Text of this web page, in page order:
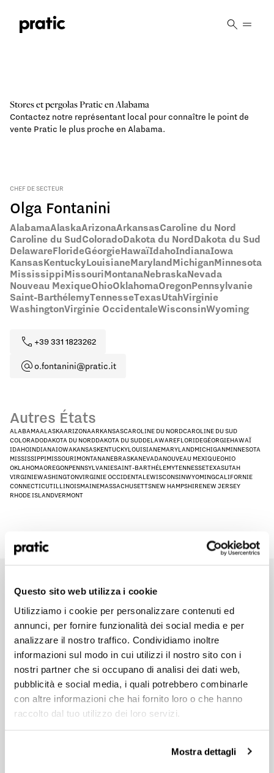
Questo sito web utilizza i cookie
Utilizziamo i cookie per personalizzare contenuti ed
annunci, per fornire funzionalità dei social media e per
analizzare il nostro traffico. Condividiamo inoltre
informazioni sul modo in cui utilizzi il nostro sito con i
nostri partner che si occupano di analisi dei dati web,
pubblicità e social media, i quali potrebbero combinarle
con altre informazioni che hai fornito loro o che hanno
raccolto dal tuo utilizzo dei loro servizi.
Mostra dettagli
Stores et pergolas Pratic enAlabama
Contactez notre représentant local pour connaître le point de
vente Pratic le plus proche en Alabama.
CHEF DE SECTEUR
Olga Fontanini
AlabamaAlaskaArizonaArkansasCaroline du Nord
Caroline du SudColoradoDakota du NordDakota du Sud
DelawareFlorideGéorgieHawaïIdahoIndianaIowa
KansasKentuckyLouisianeMarylandMichiganMinnesota
MississippiMissouriMontanaNebraskaNevada
Nouveau MexiqueOhioOklahomaOregonPennsylvanie
Saint-BarthélemyTennesseTexasUtahVirginie
WashingtonVirginie OccidentaleWisconsinWyoming
+39 331 1823262
o.fontanini@pratic.it
Autres États
ALABAMAALASKAARIZONAARKANSASCAROLINE DU NORDCAROLINE DU SUD
COLORADODAKOTA DU NORDDAKOTA DU SUDDELAWAREFLORIDEGÉORGIEHAWAÏ
IDAHOINDIANAIOWAKANSASKENTUCKYLOUISIANEMARYLANDMICHIGANMINNESOTA
MISSISSIPPIMISSOURIMONTANANEBRASKANEVADANOUVEAU MEXIQUEOHIO
OKLAHOMAOREGONPENNSYLVANIESAINT-BARTHÉLEMYTENNESSETEXASUTAH
VIRGINIEWASHINGTONVIRGINIE OCCIDENTALEWISCONSINWYOMINGCALIFORNIE
CONNECTICUTILLINOISMAINEMASSACHUSETTSNEW HAMPSHIRENEW JERSEY
RHODE ISLANDVERMONT
Commencez à concevoir votre espace extérieur sur mesure dès
maintenant
revendeurs Pratic sont à votre disposition pour vous guider dans
la conception de la protection idéale, en étudiant des solutions
personnalisées et fonctionnelles. Remplissez dès maintenant le
formulaire pour obtenir plus d’informations ou pour être contacté
par un représentant Pratic.
Quel est le profil qui vous correspond le mieux
HoReCa
Concepteur/Planificateur
Particulier
Distributeur